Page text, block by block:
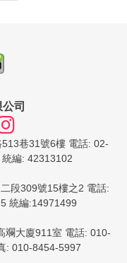
司
巷31號6樓 電話: 02-
編: 42313102
段309號15樓之2 電話:
統編:14971499
斕大廈911室 電話: 010-
: 010-8454-5997